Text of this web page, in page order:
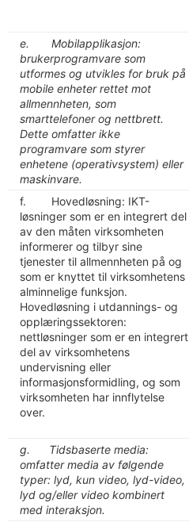
e. Mobilapplikasjon:
brukerprogramvare som
utformes og utvikles for bruk på
mobile enheter rettet mot
allmennheten, som
smarttelefoner og nettbrett.
Dette omfatter ikke
programvare som styrer
enhetene (operativsystem) eller
maskinvare.
f. Hovedløsning: IKT-
løsninger som er en integrert del
av den måten virksomheten
informerer og tilbyr sine
tjenester til allmennheten på og
som er knyttet til virksomhetens
alminnelige funksjon.
Hovedløsning i utdannings- og
opplæringssektoren:
nettløsninger som er en integrert
del av virksomhetens
undervisning eller
informasjonsformidling, og som
virksomheten har innflytelse
over.
g. Tidsbaserte media:
omfatter media av følgende
typer: lyd, kun video, lyd-video,
lyd og/eller video kombinert
med interaksjon.